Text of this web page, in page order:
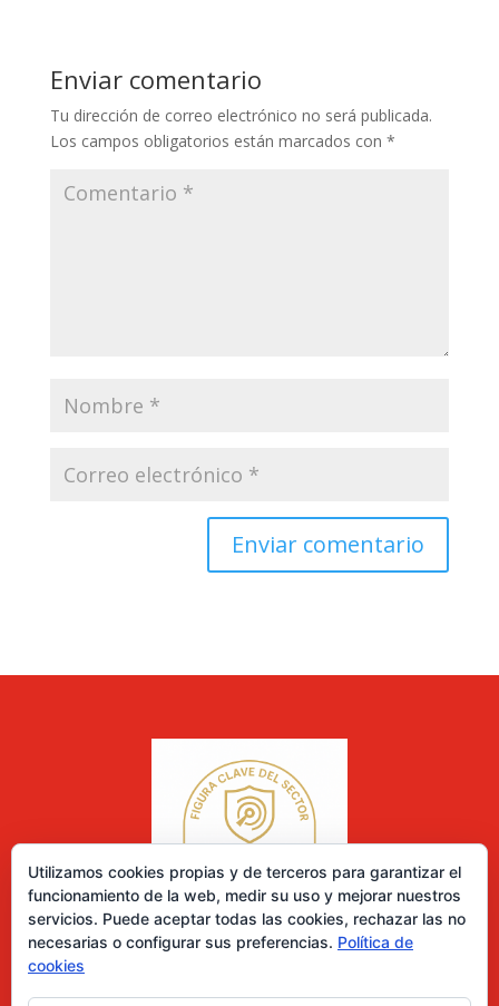
Enviar comentario
Tu dirección de correo electrónico no será publicada.
Los campos obligatorios están marcados con *
Utilizamos cookies propias y de terceros para garantizar el
funcionamiento de la web, medir su uso y mejorar nuestros
servicios. Puede aceptar todas las cookies, rechazar las no
necesarias o configurar sus preferencias. Política de
cookies